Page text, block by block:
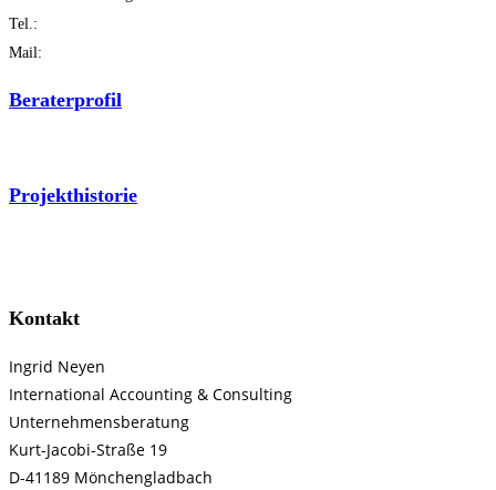
Tel.:
Mail:
Beraterprofil
Projekthistorie
Kontakt
Ingrid Neyen
International Accounting & Consulting
Unternehmensberatung
Kurt-Jacobi-Straße 19
D-41189 Mönchengladbach